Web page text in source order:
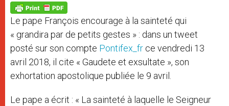
p
p
g
e
r
o
k
Le pape François encourage à la sainteté qui
« grandira par de petits gestes » : dans un tweet
posté sur son compte Pontifex_fr ce vendredi 13
avril 2018, il cite « Gaudete et exsultate », son
exhortation apostolique publiée le 9 avril.
Le pape a écrit : « La sainteté à laquelle le Seigneur